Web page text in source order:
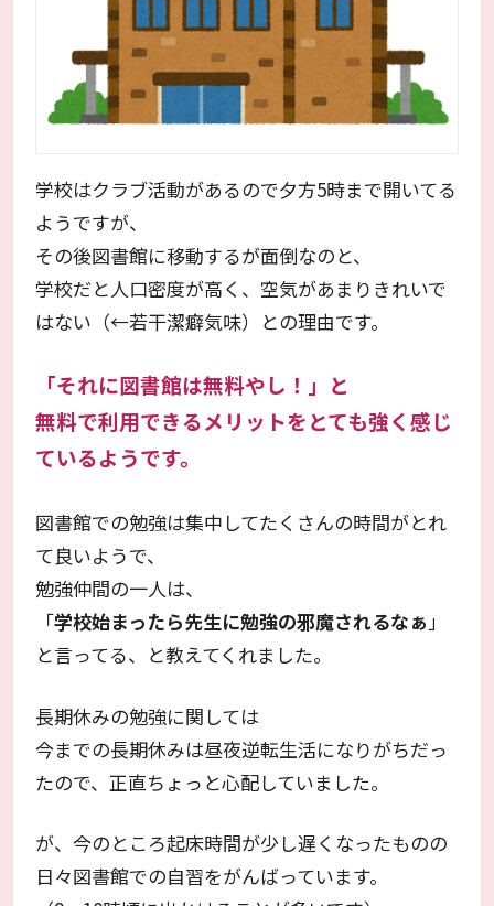
学校はクラブ活動があるので夕方5時まで開いてる
ようですが、
その後図書館に移動するが面倒なのと、
学校だと人口密度が高く、空気があまりきれいで
はない（←若干潔癖気味）との理由です。
「それに図書館は無料やし！」と
無料で利用できるメリットをとても強く感じ
ているようです。
図書館での勉強は集中してたくさんの時間がとれ
て良いようで、
勉強仲間の一人は、
「学校始まったら先生に勉強の邪魔されるなぁ」
と言ってる、と教えてくれました。
長期休みの勉強に関しては
今までの長期休みは昼夜逆転生活になりがちだっ
たので、正直ちょっと心配していました。
が、今のところ起床時間が少し遅くなったものの
日々図書館での自習をがんばっています。